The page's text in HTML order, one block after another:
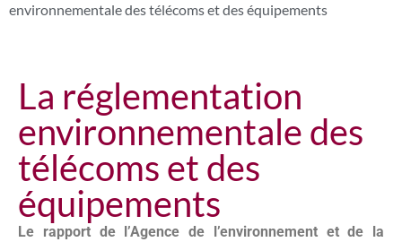
environnementale des télécoms et des équipements
La réglementation
environnementale des
télécoms et des
équipements
Le rapport de l’Agence de l’environnement et de la